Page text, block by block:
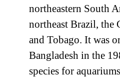
northeastern South
northeast Brazil, the
and Tobago. It was
Bangladesh in the
species for